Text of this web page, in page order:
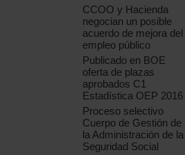
CCOO y Hacienda
negocian un posible
acuerdo de mejora del
empleo público
Publicado en BOE
oferta de plazas
aprobados C1
Estadística OEP 2016
Proceso selectivo
Cuerpo de Gestión de
la Administración de la
Seguridad Social